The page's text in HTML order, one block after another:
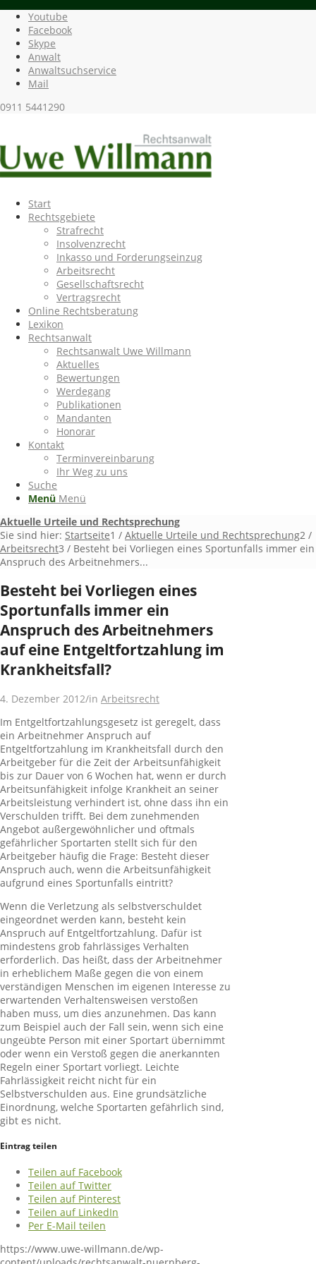
Youtube
Facebook
Skype
Anwalt
Anwaltsuchservice
Mail
0911 5441290
Start
Rechtsgebiete
Strafrecht
Insolvenzrecht
Inkasso und Forderungseinzug
Arbeitsrecht
Gesellschaftsrecht
Vertragsrecht
Online Rechtsberatung
Lexikon
Rechtsanwalt
Rechtsanwalt Uwe Willmann
Aktuelles
Bewertungen
Werdegang
Publikationen
Mandanten
Honorar
Kontakt
Terminvereinbarung
Ihr Weg zu uns
Suche
Menü Menü
Aktuelle Urteile und Rechtsprechung
Sie sind hier: Startseite1 / Aktuelle Urteile und Rechtsprechung2 /
Arbeitsrecht3 / Besteht bei Vorliegen eines Sportunfalls immer ein
Anspruch des Arbeitnehmers...
Besteht bei Vorliegen eines
Sportunfalls immer ein
Anspruch des Arbeitnehmers
auf eine Entgeltfortzahlung im
Krankheitsfall?
4. Dezember 2012/in Arbeitsrecht
Im Entgeltfortzahlungsgesetz ist geregelt, dass
ein Arbeitnehmer Anspruch auf
Entgeltfortzahlung im Krankheitsfall durch den
Arbeitgeber für die Zeit der Arbeitsunfähigkeit
bis zur Dauer von 6 Wochen hat, wenn er durch
Arbeitsunfähigkeit infolge Krankheit an seiner
Arbeitsleistung verhindert ist, ohne dass ihn ein
Verschulden trifft. Bei dem zunehmenden
Angebot außergewöhnlicher und oftmals
gefährlicher Sportarten stellt sich für den
Arbeitgeber häufig die Frage: Besteht dieser
Anspruch auch, wenn die Arbeitsunfähigkeit
aufgrund eines Sportunfalls eintritt?
Wenn die Verletzung als selbstverschuldet
eingeordnet werden kann, besteht kein
Anspruch auf Entgeltfortzahlung. Dafür ist
mindestens grob fahrlässiges Verhalten
erforderlich. Das heißt, dass der Arbeitnehmer
in erheblichem Maße gegen die von einem
verständigen Menschen im eigenen Interesse zu
erwartenden Verhaltensweisen verstoßen
haben muss, um dies anzunehmen. Das kann
zum Beispiel auch der Fall sein, wenn sich eine
ungeübte Person mit einer Sportart übernimmt
oder wenn ein Verstoß gegen die anerkannten
Regeln einer Sportart vorliegt. Leichte
Fahrlässigkeit reicht nicht für ein
Selbstverschulden aus. Eine grundsätzliche
Einordnung, welche Sportarten gefährlich sind,
gibt es nicht.
Eintrag teilen
Teilen auf Facebook
Teilen auf Twitter
Teilen auf Pinterest
Teilen auf LinkedIn
Per E-Mail teilen
https://www.uwe-willmann.de/wp-